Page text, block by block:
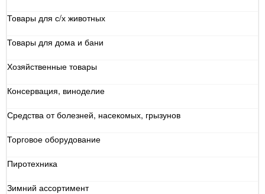
Товары для с/х животных
Товары для дома и бани
Хозяйственные товары
Консервация, виноделие
Средства от болезней, насекомых, грызунов
Торговое оборудование
Пиротехника
Зимний ассортимент